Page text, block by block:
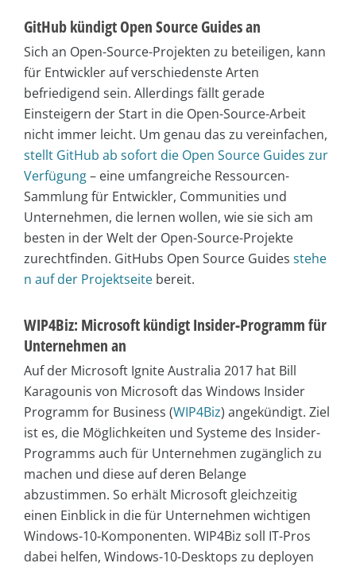
GitHub kündigt Open Source Guides an
Sich an Open-Source-Projekten zu beteiligen, kann
für Entwickler auf verschiedenste Arten
befriedigend sein. Allerdings fällt gerade
Einsteigern der Start in die Open-Source-Arbeit
nicht immer leicht. Um genau das zu vereinfachen,
stellt GitHub ab sofort die Open Source Guides zur
Verfügung– eine umfangreiche Ressourcen-
Sammlung für Entwickler, Communities und
Unternehmen, die lernen wollen, wie sie sich am
besten in der Welt der Open-Source-Projekte
zurechtfinden. GitHubs Open Source Guides stehe
n auf der Projektseite bereit.
WIP4Biz: Microsoft kündigt Insider-Programm für
Unternehmen an
Auf der Microsoft Ignite Australia 2017 hat Bill
Karagounis von Microsoft das Windows Insider
Programm for Business (WIP4Biz) angekündigt. Ziel
ist es, die Möglichkeiten und Systeme des Insider-
Programms auch für Unternehmen zugänglich zu
machen und diese auf deren Belange
abzustimmen. So erhält Microsoft gleichzeitig
einen Einblick in die für Unternehmen wichtigen
Windows-10-Komponenten. WIP4Biz soll IT-Pros
dabei helfen, Windows-10-Desktops zu deployen